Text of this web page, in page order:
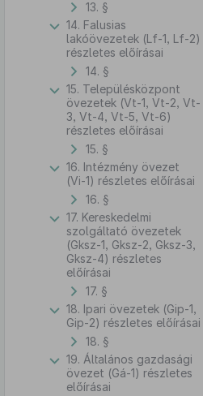
13. §
14. Falusias
lakóövezetek (Lf-1, Lf-2)
részletes előírásai
14. §
15. Településközpont
övezetek (Vt-1, Vt-2, Vt-
3, Vt-4, Vt-5, Vt-6)
részletes előírásai
15. §
16. Intézmény övezet
(Vi-1) részletes előírásai
16. §
17. Kereskedelmi
szolgáltató övezetek
(Gksz-1, Gksz-2, Gksz-3,
Gksz-4) részletes
előírásai
17. §
18. Ipari övezetek (Gip-1,
Gip-2) részletes előírásai
18. §
19. Általános gazdasági
övezet (Gá-1) részletes
előírásai